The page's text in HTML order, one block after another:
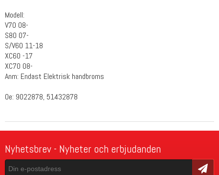
Modell:
V70 08-
S80 07-
S/V60 11-18
XC60 -17
XC70 08-
Anm: Endast Elektrisk handbroms
Oe: 9022878, 51432878
Nyhetsbrev - Nyheter och erbjudanden
Skicka